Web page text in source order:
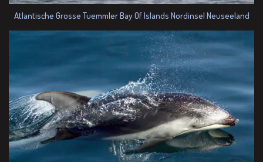
Atlantische Grosse Tuemmler Bay Of Islands Nordinsel Neuseeland